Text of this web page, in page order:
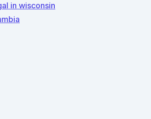
in wisconsin